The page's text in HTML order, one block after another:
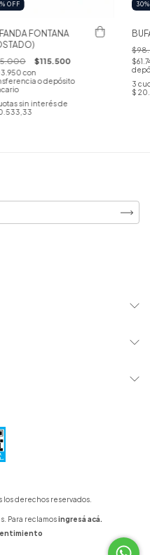
% OFF
FONTANA
$115.500
con
o depósito
sin interés de
30
3
$
los derechos reservados.
Para reclamosingresá acá.